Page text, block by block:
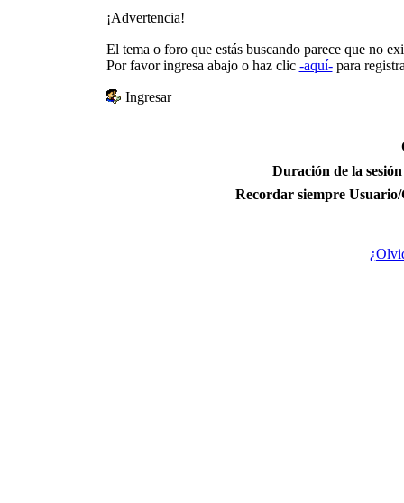
¡Advertencia!
El tema o foro que estás buscando parece que no
Por favor ingresa abajo o haz clic -aquí-para
Ingresar
Duración de la
Recordar siempre